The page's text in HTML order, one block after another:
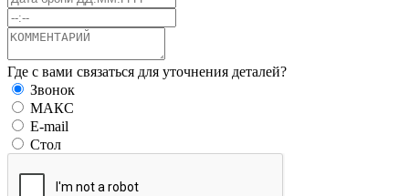
Где с вами связаться для уточнения деталей?
Звонок
МАКС
E-mail
Стол